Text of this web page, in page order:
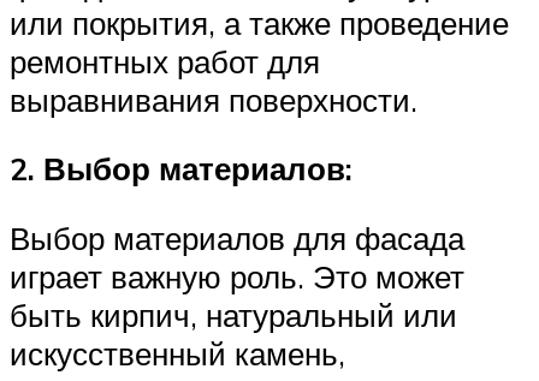
или покрытия, а также проведение
ремонтных работ для
выравнивания поверхности.
2. Выбор материалов:
Выбор материалов для фасада
играет важную роль. Это может
быть кирпич, натуральный или
искусственный камень,